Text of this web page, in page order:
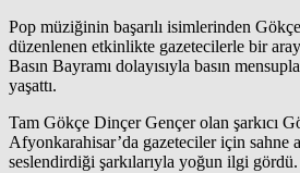
Pop müziğinin başarılı isimlerinden
düzenlenen etkinlikte gazetecilerle bir
Basın Bayramı dolayısıyla basın
yaşattı.
Tam Gökçe Dinçer Gençer olan şarkıcı
Afyonkarahisar’da gazeteciler için sahne
seslendirdiği şarkılarıyla yoğun ilgi gördü.